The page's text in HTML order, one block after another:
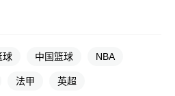
球 中国篮球 NBA
法甲 英超